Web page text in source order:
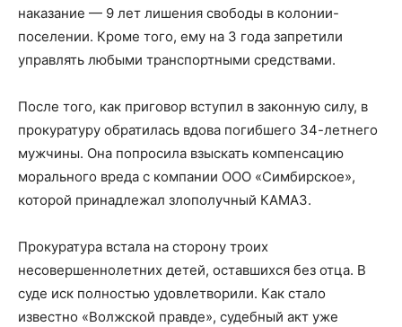
наказание — 9 лет лишения свободы в колонии-
поселении. Кроме того, ему на 3 года запретили
управлять любыми транспортными средствами.
После того, как приговор вступил в законную силу, в
прокуратуру обратилась вдова погибшего 34-летнего
мужчины. Она попросила взыскать компенсацию
морального вреда с компании ООО «Симбирское»,
которой принадлежал злополучный КАМАЗ.
Прокуратура встала на сторону троих
несовершеннолетних детей, оставшихся без отца. В
суде иск полностью удовлетворили. Как стало
известно «Волжской правде», судебный акт уже